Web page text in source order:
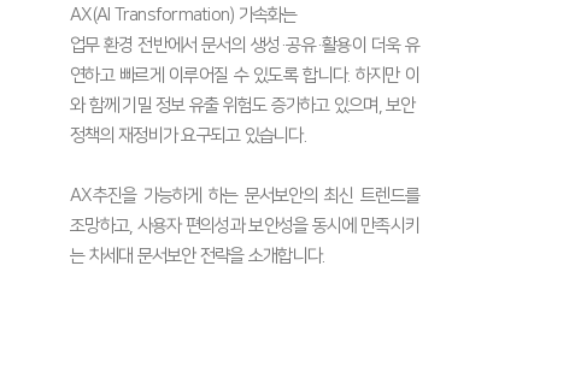
AX(AI Transformation) 가속화는
업무 환경 전반에서 문서의 생성·공유·활용이 더욱 유
연하고 빠르게 이루어질 수 있도록 합니다. 하지만 이
와 함께 기밀 정보 유출 위험도 증가하고 있으며, 보안
정책의 재정비가 요구되고 있습니다.
AX추진을 가능하게 하는 문서보안의 최신 트렌드를
조망하고, 사용자 편의성과 보안성을 동시에 만족시키
는 차세대​ 문서보안 전략을 소개합니다.